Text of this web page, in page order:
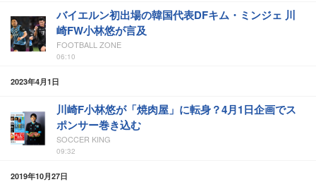
バイエルン初出場の韓国代表DFキム・ミンジェ 川
崎FW小林悠が言及
FOOTBALL ZONE
06:10
2023年4月1日
川崎F小林悠が「焼肉屋」に転身？4月1日企画でス
ポンサー巻き込む
SOCCER KING
09:32
2019年10月27日